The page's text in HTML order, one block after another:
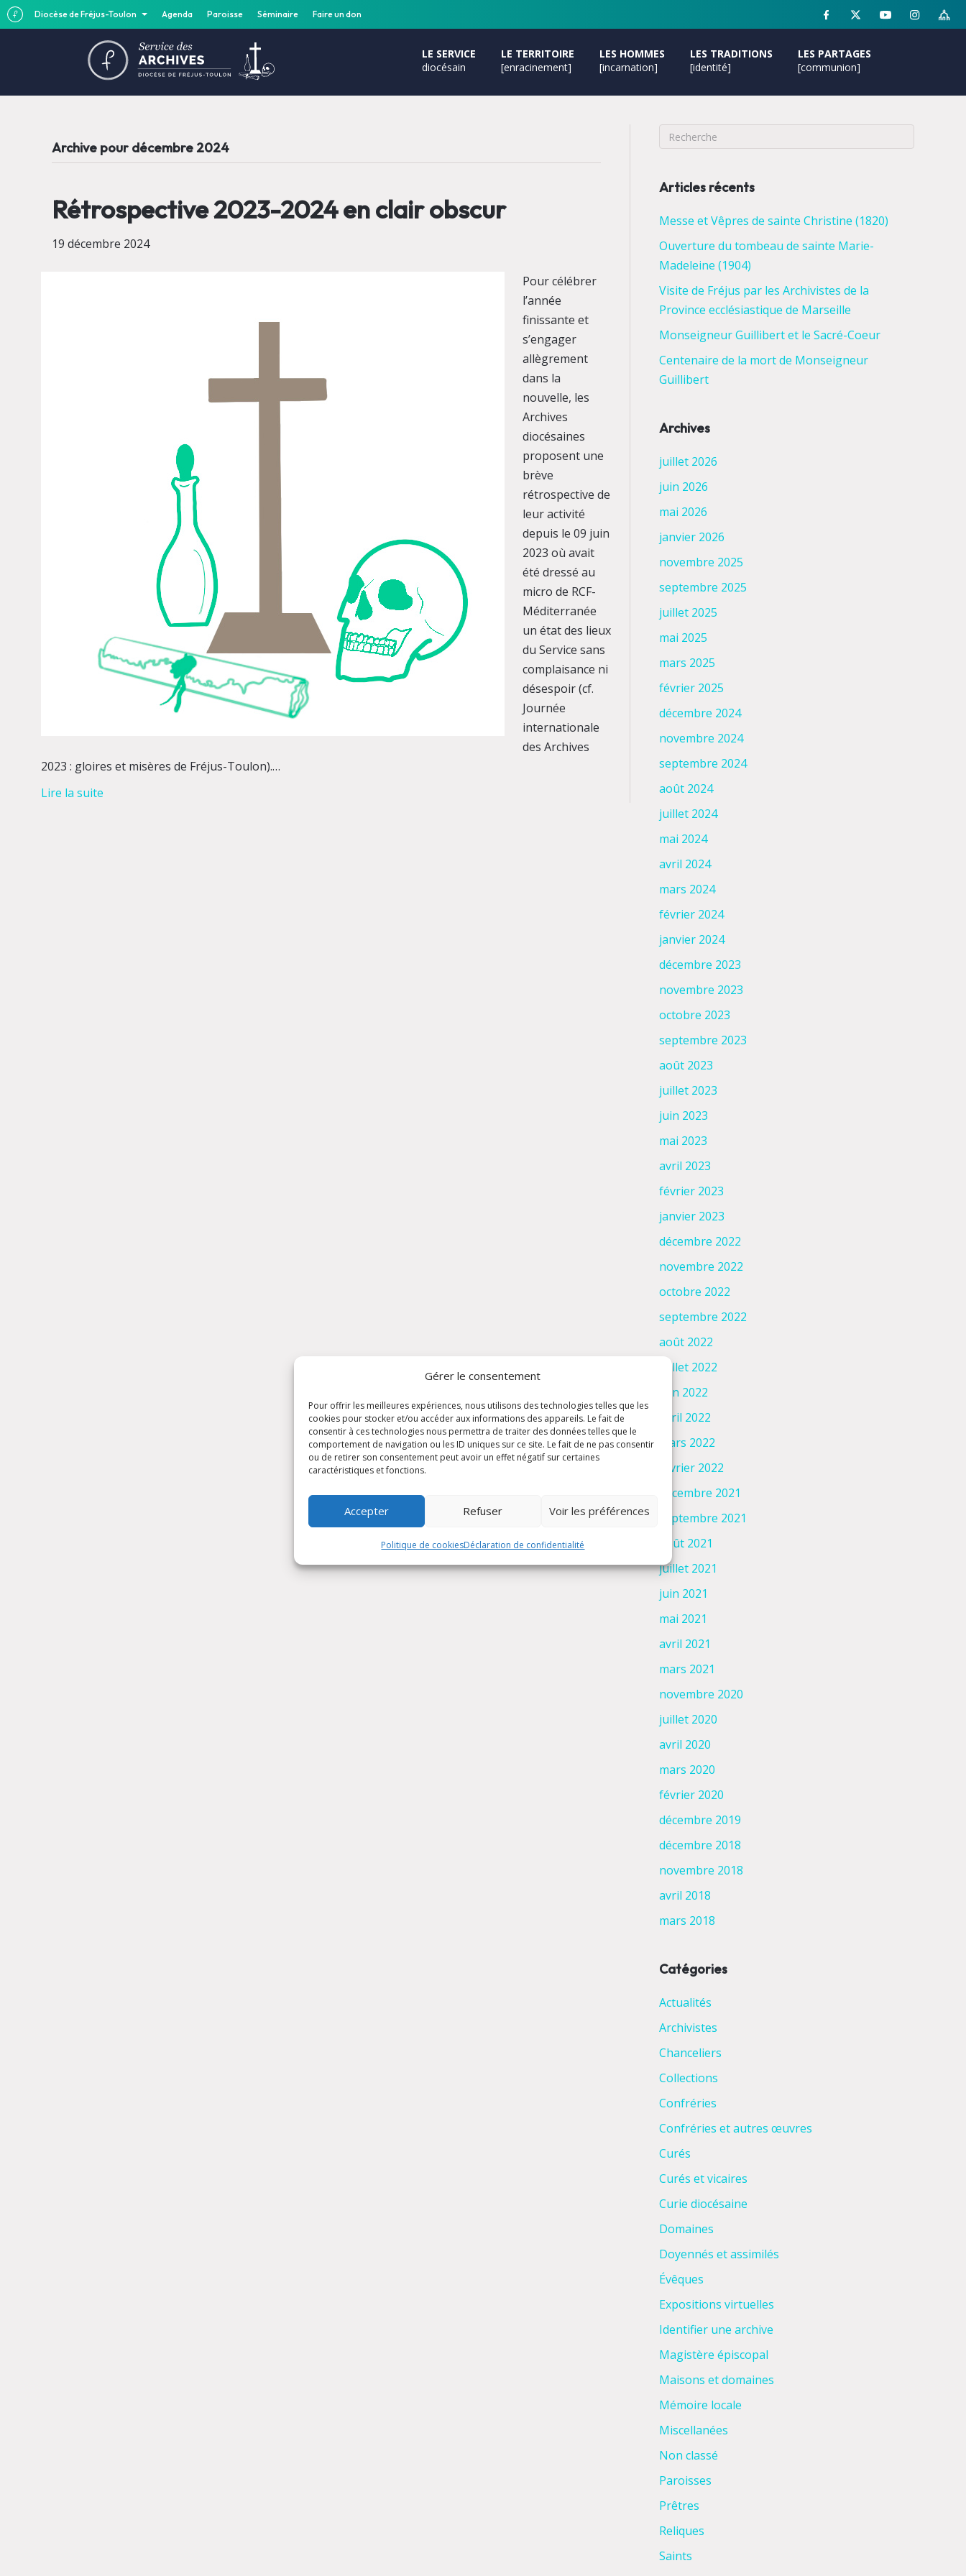
Diocèse de Fréjus-Toulon Agenda Paroisse Séminaire Faire un don
Gérer le consentement
Pour offrir les meilleures expériences, nous utilisons des technologies telles que les
cookies pour stocker et/ou accéder aux informations des appareils. Le fait de
consentir à ces technologies nous permettra de traiter des données telles que le
comportement de navigation ou les ID uniques sur ce site. Le fait de ne pas consentir
ou de retirer son consentement peut avoir un effet négatif sur certaines
caractéristiques et fonctions.
Accepter Refuser Voir les préférences
Politique de cookiesDéclaration de confidentialité
LE SERVICE
diocésain
LE TERRITOIRE
[enracinement]
LES HOMMES
[incarnation]
LES TRADITIONS
[identité]
LES PARTAGES
[communion]
Archive pour décembre 2024
Rétrospective 2023-2024 en clair obscur
19 décembre 2024
Pour célébrer
l’année
finissante et
s’engager
allègrement
dans la
nouvelle, les
Archives
diocésaines
proposent une
brève
rétrospective de
leur activité
depuis le 09 juin
2023 où avait
été dressé au
micro de RCF-
Méditerranée
un état des lieux
du Service sans
complaisance ni
désespoir (cf.
Journée
internationale
des Archives
2023 : gloires et misères de Fréjus-Toulon).…
Lire la suite
Articles récents
Messe et Vêpres de sainte Christine (1820)
Ouverture du tombeau de sainte Marie-
Madeleine (1904)
Visite de Fréjus par les Archivistes de la
Province ecclésiastique de Marseille
Monseigneur Guillibert et le Sacré-Coeur
Centenaire de la mort de Monseigneur
Guillibert
Archives
juillet 2026
juin 2026
mai 2026
janvier 2026
novembre 2025
septembre 2025
juillet 2025
mai 2025
mars 2025
février 2025
décembre 2024
novembre 2024
septembre 2024
août 2024
juillet 2024
mai 2024
avril 2024
mars 2024
février 2024
janvier 2024
décembre 2023
novembre 2023
octobre 2023
septembre 2023
août 2023
juillet 2023
juin 2023
mai 2023
avril 2023
février 2023
janvier 2023
décembre 2022
novembre 2022
octobre 2022
septembre 2022
août 2022
juillet 2022
juin 2022
avril 2022
mars 2022
février 2022
décembre 2021
septembre 2021
août 2021
juillet 2021
juin 2021
mai 2021
avril 2021
mars 2021
novembre 2020
juillet 2020
avril 2020
mars 2020
février 2020
décembre 2019
décembre 2018
novembre 2018
avril 2018
mars 2018
Catégories
Actualités
Archivistes
Chanceliers
Collections
Confréries
Confréries et autres œuvres
Curés
Curés et vicaires
Curie diocésaine
Domaines
Doyennés et assimilés
Évêques
Expositions virtuelles
Identifier une archive
Magistère épiscopal
Maisons et domaines
Mémoire locale
Miscellanées
Non classé
Paroisses
Prêtres
Reliques
Saints